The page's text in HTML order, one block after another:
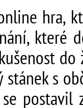
hra,
které
s